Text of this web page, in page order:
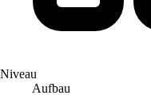
Niveau
Aufbau